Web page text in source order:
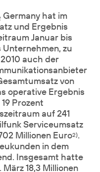
Germany hat im
und Ergebnis
Januar bis
zu
auch der
von
operative Ergebnis
Prozent
auf 241
Serviceumsatz
Millionen Euro2).
in dem
Insgesamt hatte
18,3 Millionen